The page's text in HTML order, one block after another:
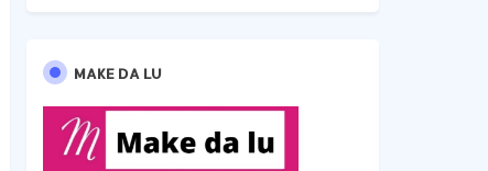
MAKE DA LU